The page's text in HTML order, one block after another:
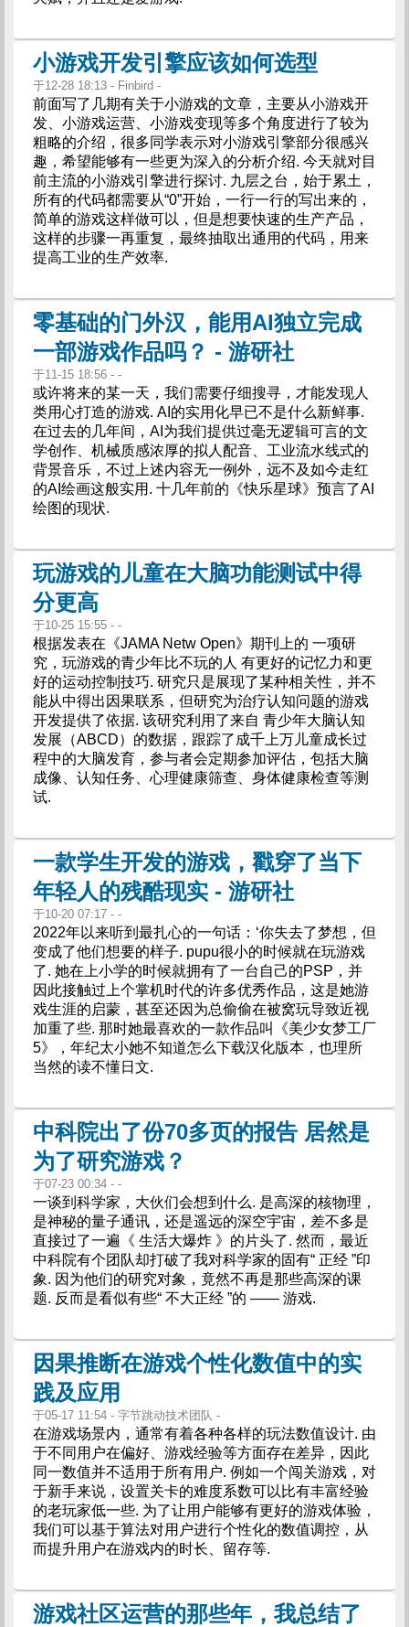
小游戏开发引擎应该如何选型
于12-28 18:13 - Finbird -
前面写了几期有关于小游戏的文章，主要从小游戏开
发、小游戏运营、小游戏变现等多个角度进行了较为
粗略的介绍，很多同学表示对小游戏引擎部分很感兴
趣，希望能够有一些更为深入的分析介绍. 今天就对目
前主流的小游戏引擎进行探讨. 九层之台，始于累土，
所有的代码都需要从“0”开始，一行一行的写出来的，
简单的游戏这样做可以，但是想要快速的生产产品，
这样的步骤一再重复，最终抽取出通用的代码，用来
提高工业的生产效率.
零基础的门外汉，能用AI独立完成
一部游戏作品吗？ - 游研社
于11-15 18:56 - -
或许将来的某一天，我们需要仔细搜寻，才能发现人
类用心打造的游戏. AI的实用化早已不是什么新鲜事.
在过去的几年间，AI为我们提供过毫无逻辑可言的文
学创作、机械质感浓厚的拟人配音、工业流水线式的
背景音乐，不过上述内容无一例外，远不及如今走红
的AI绘画这般实用. 十几年前的《快乐星球》预言了AI
绘图的现状.
玩游戏的儿童在大脑功能测试中得
分更高
于10-25 15:55 - -
根据发表在《JAMA Netw Open》期刊上的 一项研
究，玩游戏的青少年比不玩的人 有更好的记忆力和更
好的运动控制技巧. 研究只是展现了某种相关性，并不
能从中得出因果联系，但研究为治疗认知问题的游戏
开发提供了依据. 该研究利用了来自 青少年大脑认知
发展（ABCD）的数据，跟踪了成千上万儿童成长过
程中的大脑发育，参与者会定期参加评估，包括大脑
成像、认知任务、心理健康筛查、身体健康检查等测
试.
一款学生开发的游戏，戳穿了当下
年轻人的残酷现实 - 游研社
于10-20 07:17 - -
2022年以来听到最扎心的一句话：‘你失去了梦想，但
变成了他们想要的样子. pupu很小的时候就在玩游戏
了. 她在上小学的时候就拥有了一台自己的PSP，并
因此接触过上个掌机时代的许多优秀作品，这是她游
戏生涯的启蒙，甚至还因为总偷偷在被窝玩导致近视
加重了些. 那时她最喜欢的一款作品叫《美少女梦工厂
5》，年纪太小她不知道怎么下载汉化版本，也理所
当然的读不懂日文.
中科院出了份70多页的报告 居然是
为了研究游戏？
于07-23 00:34 - -
一谈到科学家，大伙们会想到什么. 是高深的核物理，
是神秘的量子通讯，还是遥远的深空宇宙，差不多是
直接过了一遍《 生活大爆炸 》的片头了. 然而，最近
中科院有个团队却打破了我对科学家的固有“ 正经 ”印
象. 因为他们的研究对象，竟然不再是那些高深的课
题. 反而是看似有些“ 不大正经 ”的 —— 游戏.
因果推断在游戏个性化数值中的实
践及应用
于05-17 11:54 - 字节跳动技术团队 -
在游戏场景内，通常有着各种各样的玩法数值设计. 由
于不同用户在偏好、游戏经验等方面存在差异，因此
同一数值并不适用于所有用户. 例如一个闯关游戏，对
于新手来说，设置关卡的难度系数可以比有丰富经验
的老玩家低一些. 为了让用户能够有更好的游戏体验，
我们可以基于算法对用户进行个性化的数值调控，从
而提升用户在游戏内的时长、留存等.
游戏社区运营的那些年，我总结了